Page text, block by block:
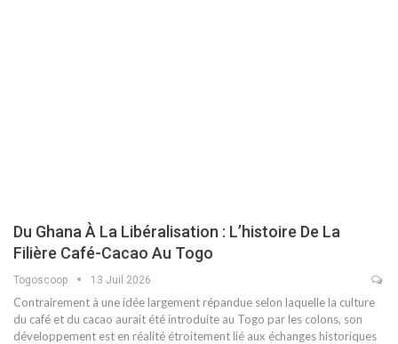
Du Ghana À La Libéralisation : L’histoire De La
Filière Café-Cacao Au Togo
Togoscoop 13 Juil 2026
Contrairement à une idée largement répandue selon laquelle la culture
du café et du cacao aurait été introduite au Togo par les colons, son
développement est en réalité étroitement lié aux échanges historiques